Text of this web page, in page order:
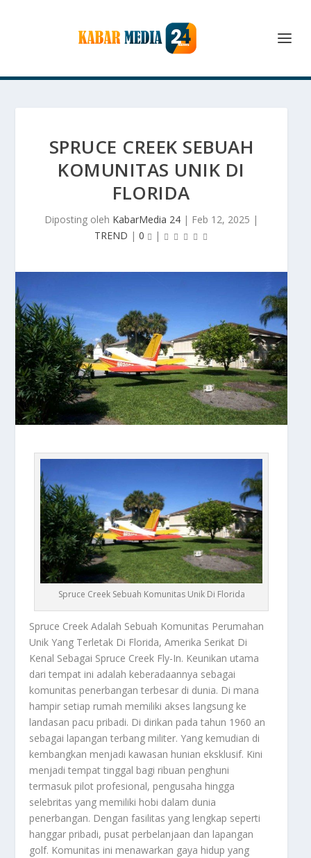
SPRUCE CREEK SEBUAH
KOMUNITAS UNIK DI
FLORIDA
Diposting oleh KabarMedia 24 | Feb 12, 2025 |
TREND | 0 |
Spruce Creek Sebuah Komunitas Unik Di Florida
Spruce Creek Adalah Sebuah Komunitas Perumahan
Unik Yang Terletak Di Florida, Amerika Serikat Di
Kenal Sebagai Spruce Creek Fly-In. Keunikan utama
dari tempat ini adalah keberadaannya sebagai
komunitas penerbangan terbesar di dunia. Di mana
hampir setiap rumah memiliki akses langsung ke
landasan pacu pribadi. Di dirikan pada tahun 1960 an
sebagai lapangan terbang militer. Yang kemudian di
kembangkan menjadi kawasan hunian eksklusif. Kini
menjadi tempat tinggal bagi ribuan penghuni
termasuk pilot profesional, pengusaha hingga
selebritas yang memiliki hobi dalam dunia
penerbangan. Dengan fasilitas yang lengkap seperti
hanggar pribadi, pusat perbelanjaan dan lapangan
golf. Komunitas ini menawarkan gaya hidup yang